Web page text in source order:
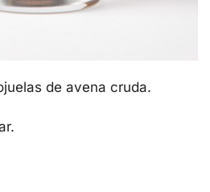
de avena cruda.